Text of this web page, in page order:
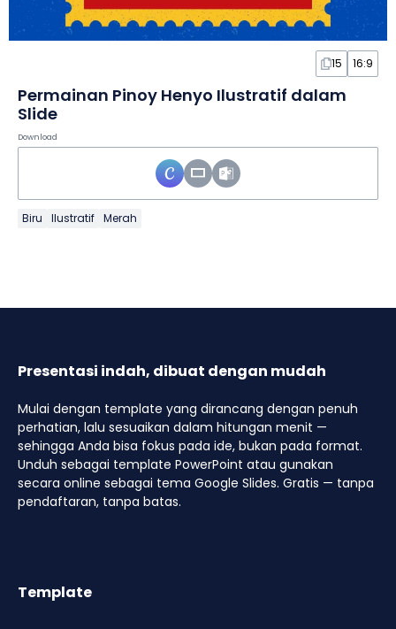
15 16:9
Permainan Pinoy Henyo Ilustratif dalam
Slide
Download
Biru Ilustratif Merah
Presentasi indah, dibuat dengan mudah
Mulai dengan template yang dirancang dengan penuh
perhatian, lalu sesuaikan dalam hitungan menit —
sehingga Anda bisa fokus pada ide, bukan pada format.
Unduh sebagai template PowerPoint atau gunakan
secara online sebagai tema Google Slides. Gratis — tanpa
pendaftaran, tanpa batas.
Template